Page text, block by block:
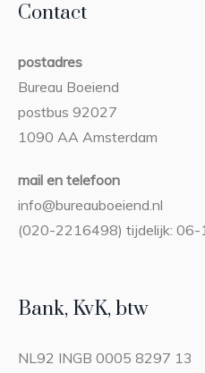
Contact
postadres
Bureau Boeiend
postbus 92027
1090 AA Amsterdam
mail en telefoon
info@bureauboeiend.nl
(020-2216498) tijdelijk:
Bank, KvK, btw
NL92 INGB 0005 8297 13